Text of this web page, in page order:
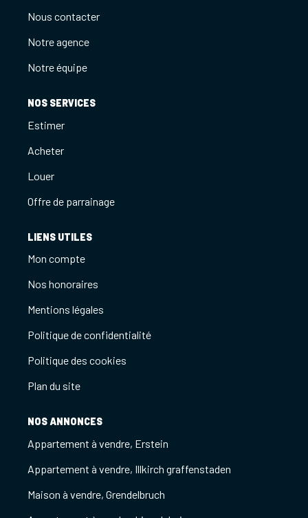
Nous contacter
Notre agence
Notre équipe
NOS SERVICES
Estimer
Acheter
Louer
Offre de parrainage
LIENS UTILES
Mon compte
Nos honoraires
Mentions légales
Politique de confidentialité
Politique des cookies
Plan du site
NOS ANNONCES
Appartement à vendre, Erstein
Appartement à vendre, Illkirch graffenstaden
Maison à vendre, Grendelbruch